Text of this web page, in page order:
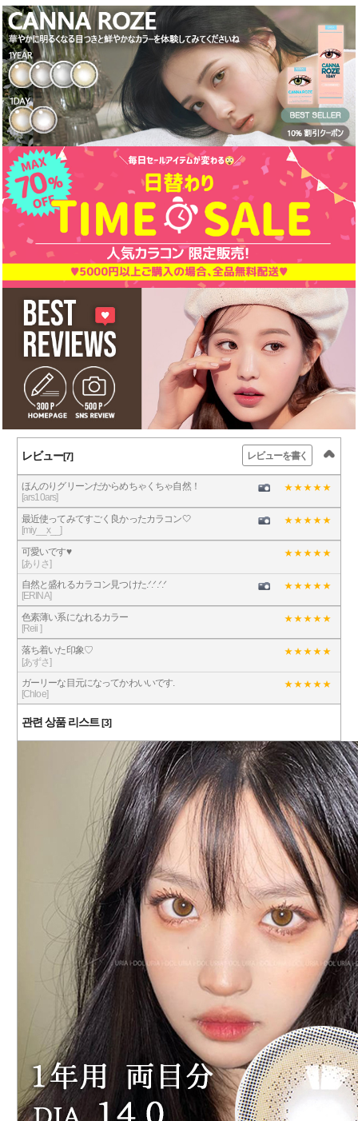
レビュー[7]
ほんのりグリーンだからめちゃくちゃ自然！
[ars10ars]
最近使ってみてすごく良かったカラコン🤍
[miy__x__]
可愛いです♥️
[ありさ]
自然と盛れるカラコン見つけた.ᐟ.ᐟ.ᐟ.ᐟ
[ERINA]
色素薄い系になれるカラー
[Reii ]
落ち着いた印象♡
[あずさ]
ガーリーな目元になってかわいいです.
[Chloe]
レビューを書く
관련 상품 리스트[3]